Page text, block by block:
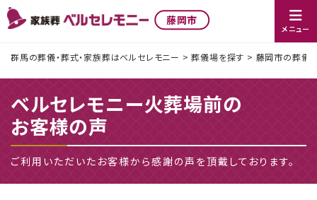
藤岡市
メニュー
群馬の葬儀・葬式・家族葬はベルセレモニー >葬儀場を探す > 藤岡市の葬儀
ベルセレモニー火葬場前の
お客様の声
ご利用いただいたお客様から感謝の声を頂戴しております。